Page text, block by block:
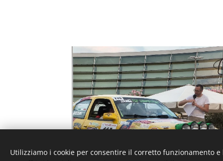
Utilizziamo i cookie per consentire il corretto funzionamento